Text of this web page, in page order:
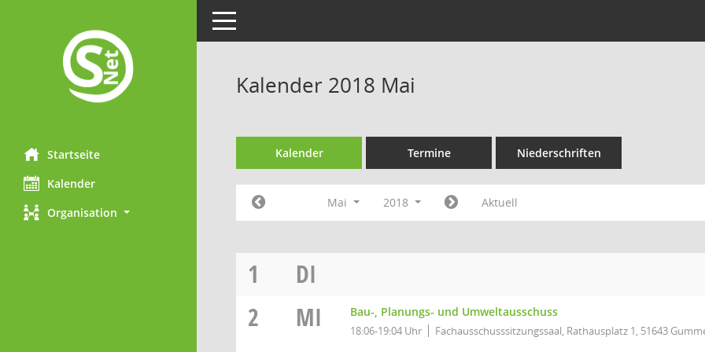
Startseite
Kalender
Organisation
Toggle navigation
Kalender 2018 Mai
Kalender Termine Niederschriften
Mai 2018 Aktuell
1
DI
2
MI Bau-, Planungs- und Umweltausschuss
18:06-19:04 Uhr Fachausschusssitzungssaal, Rathausplatz 1, 51643